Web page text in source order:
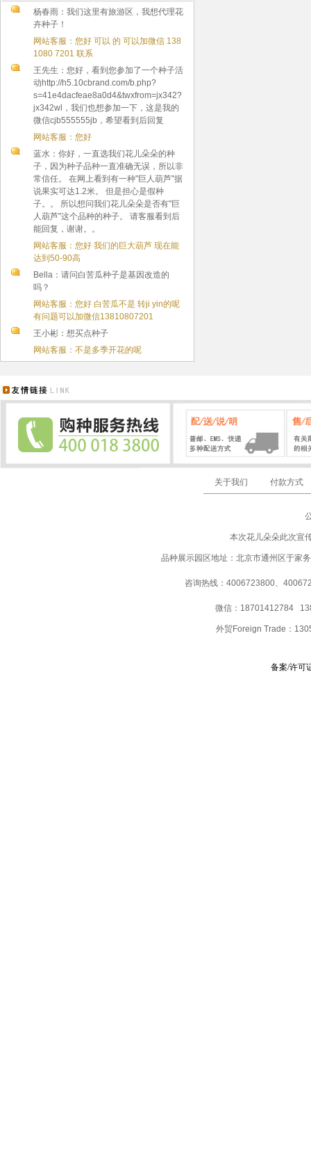
杨春雨：我们这里有旅游区，我想代理花
卉种子！
网站客服：您好 可以 的 可以加微信 138
1080 7201 联系
王先生：您好，看到您参加了一个种子活
动http://h5.10cbrand.com/b.php?
s=41e4dacfeae8a0d4&twxfrom=jx342?
jx342wl，我们也想参加一下，这是我的
微信cjb555555jb，希望看到后回复
网站客服：您好
蓝水：你好，一直选我们花儿朵朵的种
子，因为种子品种一直准确无误，所以非
常信任。 在网上看到有一种"巨人葫芦"据
说果实可达1.2米。 但是担心是假种
子。。 所以想问我们花儿朵朵是否有"巨
人葫芦"这个品种的种子。 请客服看到后
能回复，谢谢。。
网站客服：您好 我们的巨大葫芦 现在能
达到50-90高
Bella：请问白苦瓜种子是基因改造的
吗？
网站客服：您好 白苦瓜不是 转ji yin的呢
有问题可以加微信13810807201
王小彬：想买点种子
网站客服：不是多季开花的呢
关于我们 付款方式
本次花儿朵朵此次宣
品种展示园区地址：北京市通州区于家
咨询热线：4006723800、
微信：18701412784
外贸Foreign Trade：
备案/许可